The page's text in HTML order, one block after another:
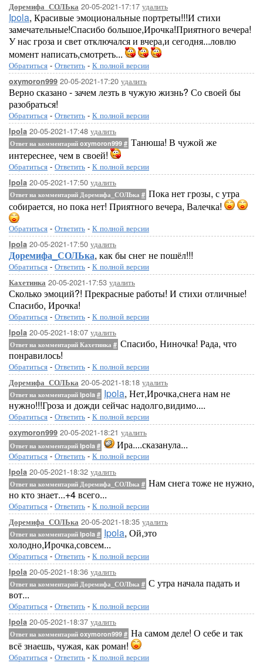
Доремифа_СОЛЬка 20-05-2021-17:17 удалить
Ipola, Красивые эмоциональные портреты!!!И стихи
замечательные!Спасибо большое,Ирочка!Приятного вечера!
У нас гроза и свет отключался и вчера,и сегодня...ловлю
момент написать,смотреть...
Обратиться - Ответить - К полной версии
oxymoron999 20-05-2021-17:20 удалить
Верно сказано - зачем лезть в чужую жизнь? Со своей бы
разобраться!
Обратиться - Ответить - К полной версии
Ipola 20-05-2021-17:48 удалить
Ответ на комментарий oxymoron999 # Танюша! В чужой же
интереснее, чем в своей!
Обратиться - Ответить - К полной версии
Ipola 20-05-2021-17:50 удалить
Ответ на комментарий Доремифа_СОЛЬка # Пока нет грозы, с утра
собирается, но пока нет! Приятного вечера, Валечка!
Обратиться - Ответить - К полной версии
Ipola 20-05-2021-17:50 удалить
Доремифа_СОЛЬка, как бы снег не пошёл!!!
Обратиться - Ответить - К полной версии
Кахетинка 20-05-2021-17:53 удалить
Сколько эмоций?! Прекрасные работы! И стихи отличные!
Спасибо, Ирочка!
Обратиться - Ответить - К полной версии
Ipola 20-05-2021-18:07 удалить
Ответ на комментарий Кахетинка # Спасибо, Ниночка! Рада, что
понравилось!
Обратиться - Ответить - К полной версии
Доремифа_СОЛЬка 20-05-2021-18:18 удалить
Ответ на комментарий Ipola # Ipola, Нет,Ирочка,снега нам не
нужно!!!Гроза и дожди сейчас надолго,видимо....
Обратиться - Ответить - К полной версии
oxymoron999 20-05-2021-18:21 удалить
Ответ на комментарий Ipola # Ира....сказанула...
Обратиться - Ответить - К полной версии
Ipola 20-05-2021-18:32 удалить
Ответ на комментарий Доремифа_СОЛЬка # Нам снега тоже не нужно,
но кто знает...+4 всего...
Обратиться - Ответить - К полной версии
Доремифа_СОЛЬка 20-05-2021-18:35 удалить
Ответ на комментарий Ipola # Ipola, Ой,это
холодно,Ирочка,совсем...
Обратиться - Ответить - К полной версии
Ipola 20-05-2021-18:36 удалить
Ответ на комментарий Доремифа_СОЛЬка # С утра начала падать и
вот...
Обратиться - Ответить - К полной версии
Ipola 20-05-2021-18:37 удалить
Ответ на комментарий oxymoron999 # На самом деле! О себе и так
всё знаешь, чужая, как роман!
Обратиться - Ответить - К полной версии